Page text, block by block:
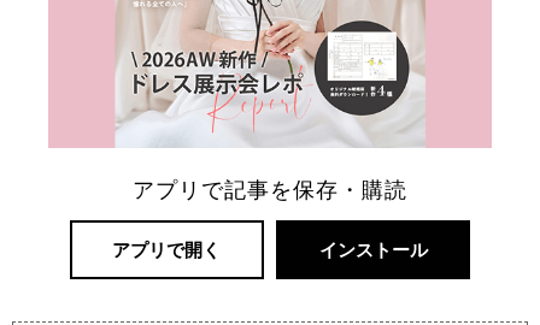
アプリで記事を保存・購読
アプリで開く インストール